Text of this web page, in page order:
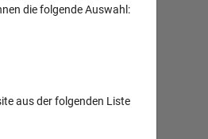
die folgende Auswahl:
aus der folgenden Liste